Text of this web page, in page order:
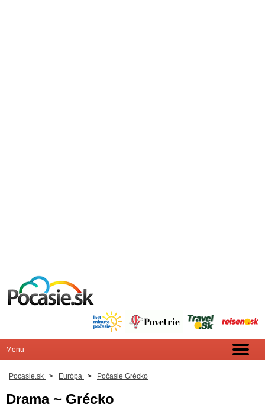
Pocasie.sk > Európa > Počasie Grécko
Drama ~ Grécko